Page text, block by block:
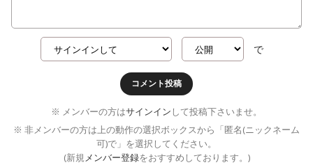
で
コメント投稿
※ メンバーの方はサインイン して投稿下さいませ。
※ 非メンバーの方は上の動作の選択ボックスから「匿名(ニックネーム
可)で」を選択してください。
(新規メンバー登録をおすすめしております。)